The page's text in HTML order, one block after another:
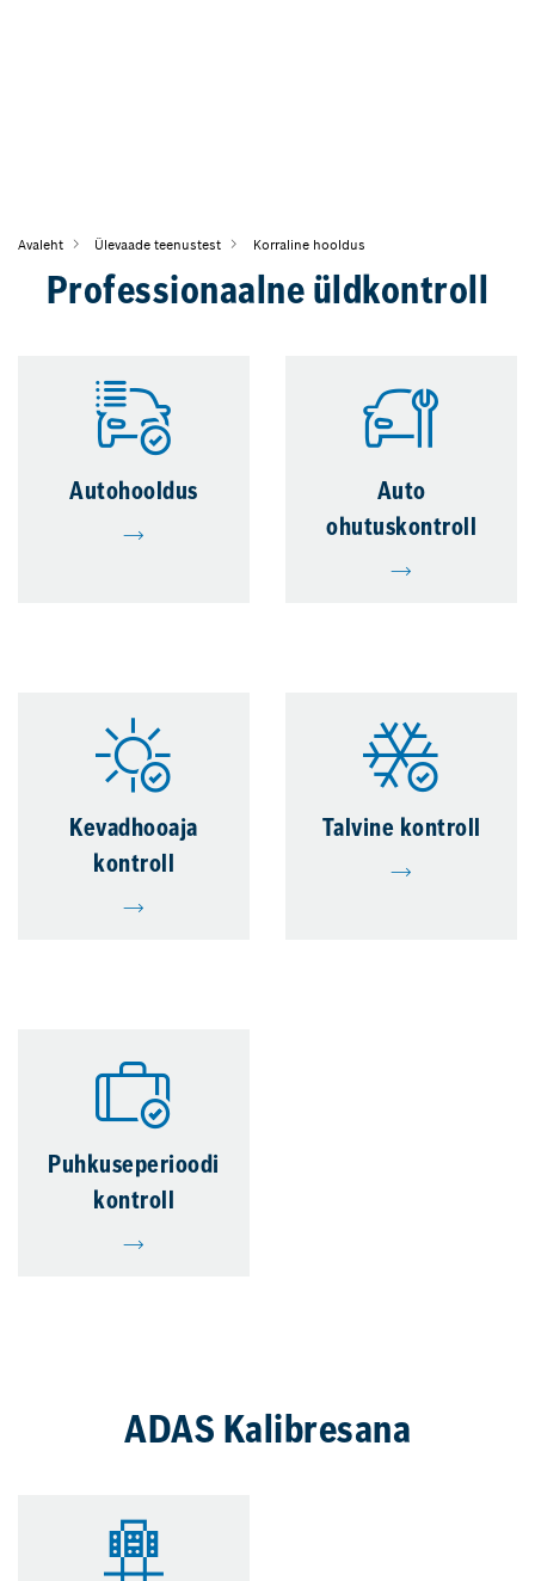
Avaleht Ülevaade teenustest Korraline hooldus
Professionaalne üldkontroll
Autohooldus
Auto
ohutuskontroll
Kevadhooaja
kontroll
Talvine kontroll
Puhkuseperioodi
kontroll
ADAS Kalibresana